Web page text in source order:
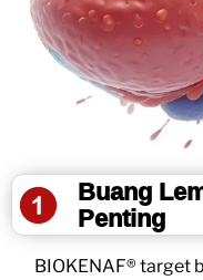
Buang
Penting
BIOKENAF® target